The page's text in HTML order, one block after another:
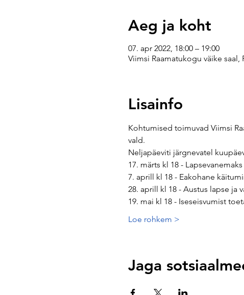
Aeg ja koht
07. apr 2022, 18:00 – 19:00
Viimsi Raamatukogu väike
Lisainfo
Kohtumised toimuvad Viimsi
vald.
Neljapäeviti järgnevatel
17. märts kl 18 -
7. aprill kl 18 - Eakohane
28. aprill kl 18 - Austus lapse ja
19. mai kl 18 - Iseseisvumist
Loe rohkem >
Jaga